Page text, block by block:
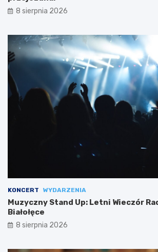
8 sierpnia 2026
KONCERT WYDARZENIA
Muzyczny Stand Up: Letni Wieczór
Białołęce
8 sierpnia 2026